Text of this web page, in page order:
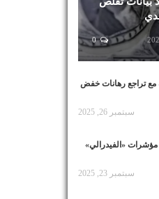
0
مع تراجع رهانات خفض
سبتمبر 26, 2025
مؤشرات «الفيدرالي»
سبتمبر 23, 2025